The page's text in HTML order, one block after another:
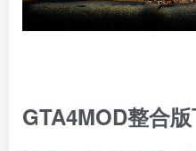
GTA4MOD整合版